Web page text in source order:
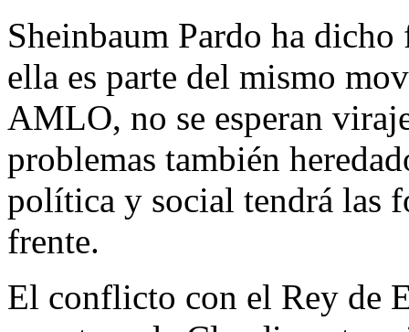
Sheinbaum Pardo ha
ella es parte del mismo
AMLO, no se esperan
problemas también
política y social tendrá las
frente.
El conflicto con el Rey de